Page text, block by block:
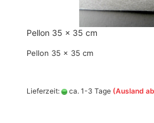
Pellon 35 x 35 cm
Pellon 35 x 35 cm
Lieferzeit: ca. 1-3 Tage (Ausland